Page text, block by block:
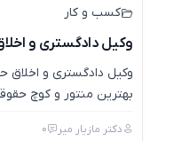
کسب و کار
وکیل دادگستری و اخلاق
وکیل دادگستری و اخلاق
بهترین منتور و کوچ حقوقی
دکتر مازیار میر 0